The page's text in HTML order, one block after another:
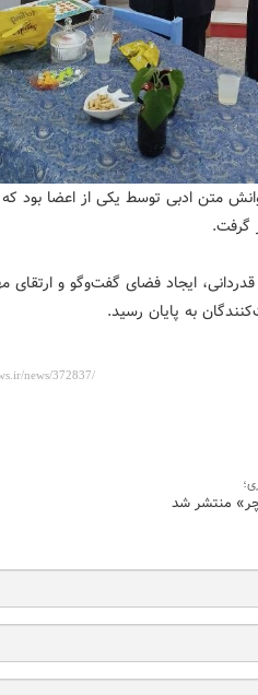
متن ادبی توسط یکی از اعضا بود
گرفت.
ایجاد فضای گفت‌وگو و ارتقای
به پایان رسید.
منتشر شد